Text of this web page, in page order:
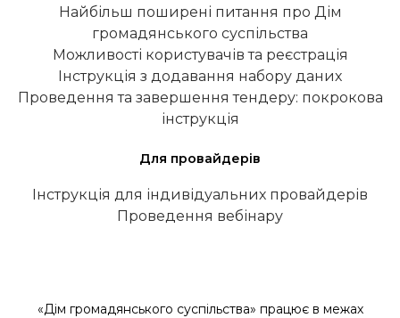
Найбільш поширені питання про Дім
громадянського суспільства
Можливості користувачів та реєстрація
Інструкція з додавання набору даних
Проведення та завершення тендеру: покрокова
інструкція
Для провайдерів
Інструкція для індивідуальних провайдерів
Проведення вебінару
«Дім громадянського суспільства» працює в межах